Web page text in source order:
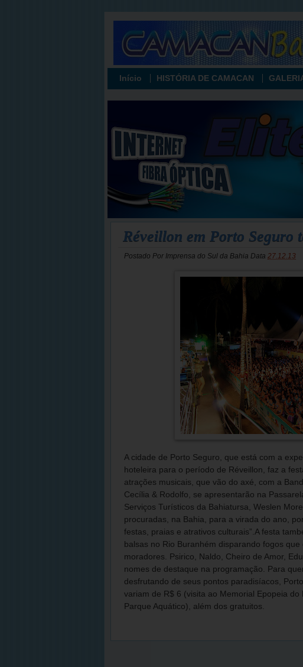
Início HISTÓRIA DE CAMACAN
Réveillon em Porto Seguro
Postado Por Imprensa do Sul da Bahia Data 27.12.13
A cidade de Porto Seguro, que está com a
hoteleira para o período de Réveillon, faz a
atrações musicais, que vão do axé, com a
Cecília & Rodolfo, se apresentarão na
Serviços Turísticos da Bahiatursa, Weslen
procuradas, na Bahia, para a virada do ano,
festas, praias e atrativos culturais”.A festa
balsas no Rio Buranhém disparando fogos
moradores. Psirico, Naldo, Cheiro de Amor,
nomes de destaque na programação. Para
desfrutando de seus pontos paradisíacos,
variam de R$ 6 (visita ao Memorial Epopeia
Parque Aquático), além dos gratuitos.